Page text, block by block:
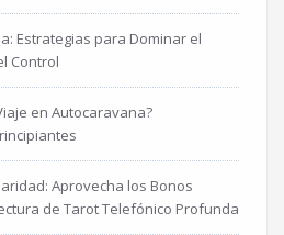
Estrategias para Dominar el
Control
en Autocaravana?
Aprovecha los Bonos
de Tarot Telefónico Profunda